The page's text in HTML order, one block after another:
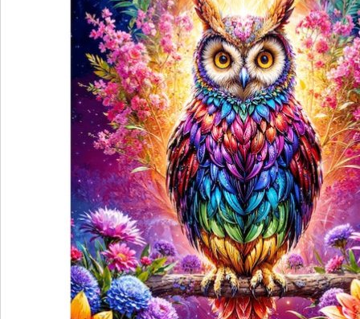
Bestellschein
Newsletter abonnieren
Wir sind für Sie da
Bestell-Hotline